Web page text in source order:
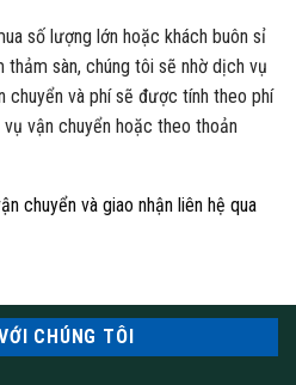
số lượng lớn hoặc khách buôn sỉ
thảm sàn, chúng tôi sẽ nhờ dịch vụ
chuyển và phí sẽ được tính theo phí
vận chuyển hoặc theo thoản
chuyển và giao nhận liên hệ qua
CHÚNG TÔI